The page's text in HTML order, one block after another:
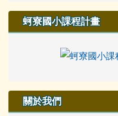
蚵寮國小課程計畫
關於我們